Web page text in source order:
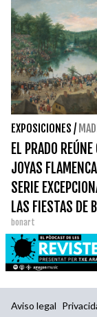
EXPOSICIONES /
EL PRADO
JOYAS
SERIE
LAS FIESTAS DE
DE 1615
bonart
Aviso legal